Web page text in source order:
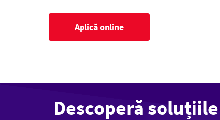
Aplică online
Descoperă